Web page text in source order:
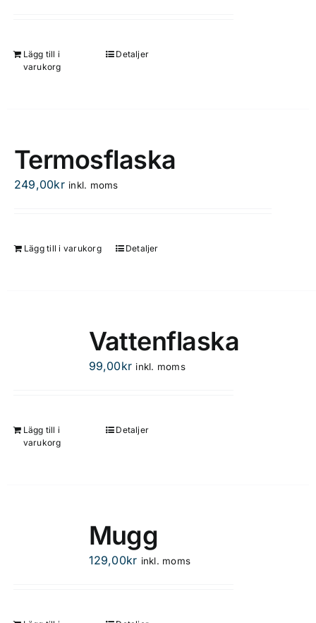
Lägg till i
varukorg
Detaljer
Termosflaska
249,00kr inkl. moms
Lägg till i varukorg Detaljer
Vattenflaska
99,00kr inkl. moms
Lägg till i
varukorg
Detaljer
Mugg
129,00kr inkl. moms